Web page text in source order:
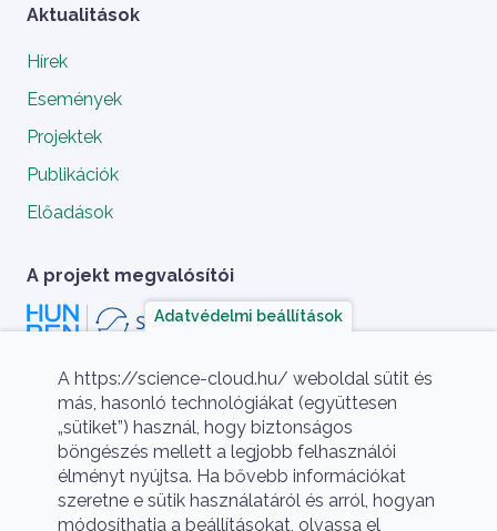
Aktualitások
Hírek
Események
Projektek
Publikációk
Előadások
A projekt megvalósítói
A HUN-REN Cloud a hazai TOP50
Adatvédelmi beállítások
A https://science-cloud.hu/ weboldal sütit és
más, hasonló technológiákat (együttesen
„sütiket”) használ, hogy biztonságos
böngészés mellett a legjobb felhasználói
élményt nyújtsa. Ha bővebb információkat
szeretne e sütik használatáról és arról, hogyan
módosíthatja a beállításokat, olvassa el